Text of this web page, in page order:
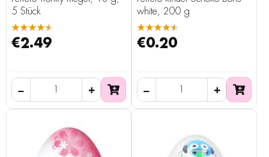
5 Stück
★★★★★
€2.49
white, 200 g
★★★★★
€0.20